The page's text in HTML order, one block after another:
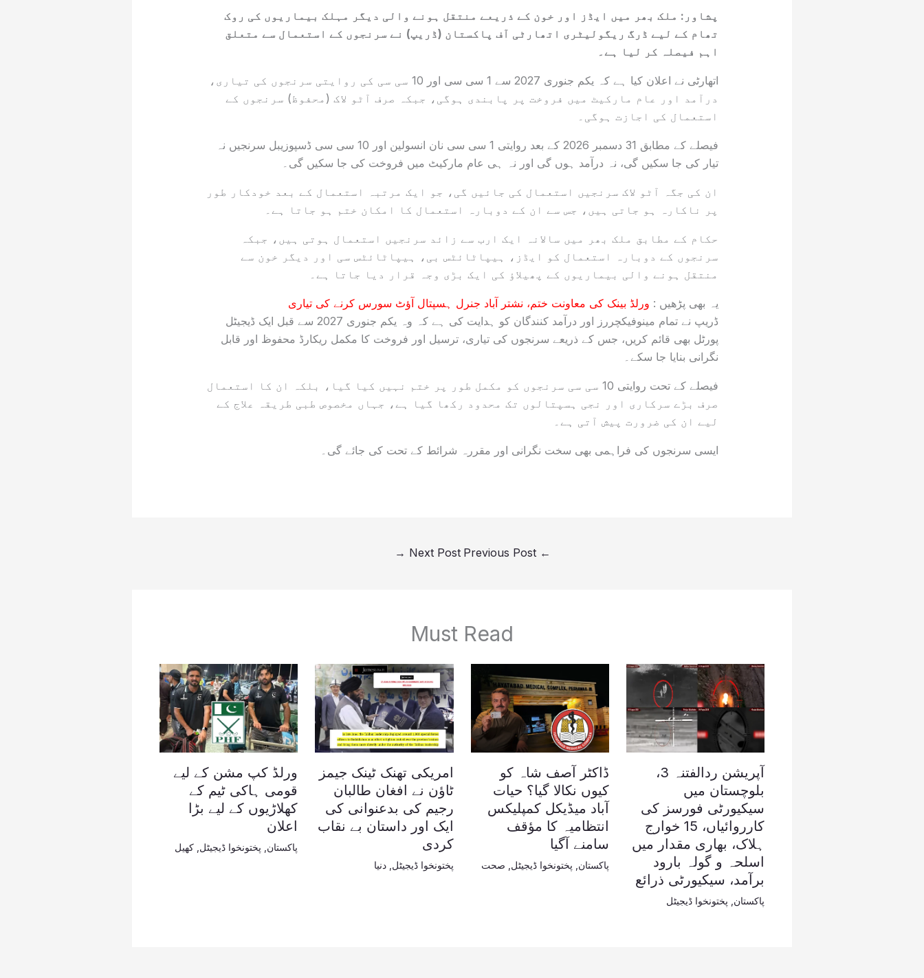
پشاور: ملک بھر میں ایڈز اور خون کے ذریعے منتقل ہونے والی دیگر مہلک بیماریوں کی روک
تھام کے لیے ڈرگ ریگولیٹری اتھارٹی آف پاکستان (ڈریپ) نے سرنجوں کے استعمال سے متعلق
اہم فیصلہ کر لیا ہے۔
اتھارٹی نے اعلان کیا ہے کہ یکم جنوری 2027 سے 1 سی سی اور 10 سی سی کی روایتی سرنجوں کی تیاری،
درآمد اور عام مارکیٹ میں فروخت پر پابندی ہوگی، جبکہ صرف آٹو لاک (محفوظ) سرنجوں کے
استعمال کی اجازت ہوگی۔
فیصلے کے مطابق 31 دسمبر 2026 کے بعد روایتی 1 سی سی نان انسولین اور 10 سی سی ڈسپوزیبل سرنجیں نہ
تیار کی جا سکیں گی، نہ درآمد ہوں گی اور نہ ہی عام مارکیٹ میں فروخت کی جا سکیں گی۔
ان کی جگہ آٹو لاک سرنجیں استعمال کی جائیں گی، جو ایک مرتبہ استعمال کے بعد خودکار طور
پر ناکارہ ہو جاتی ہیں، جس سے ان کے دوبارہ استعمال کا امکان ختم ہو جاتا ہے۔
حکام کے مطابق ملک بھر میں سالانہ ایک ارب سے زائد سرنجیں استعمال ہوتی ہیں، جبکہ
سرنجوں کے دوبارہ استعمال کو ایڈز، ہیپاٹائٹس بی، ہیپاٹائٹس سی اور دیگر خون سے
منتقل ہونے والی بیماریوں کے پھیلاؤ کی ایک بڑی وجہ قرار دیا جاتا ہے۔
یہ بھی پڑھیں : ورلڈ بینک کی معاونت ختم، نشتر آباد جنرل ہسپتال آؤٹ سورس کرنے کی تیاری
ڈریپ نے تمام مینوفیکچررز اور درآمد کنندگان کو ہدایت کی ہے کہ وہ یکم جنوری 2027 سے قبل ایک ڈیجیٹل
پورٹل بھی قائم کریں، جس کے ذریعے سرنجوں کی تیاری، ترسیل اور فروخت کا مکمل ریکارڈ محفوظ اور قابل
نگرانی بنایا جا سکے۔
فیصلے کے تحت روایتی 10 سی سی سرنجوں کو مکمل طور پر ختم نہیں کیا گیا، بلکہ ان کا استعمال
صرف بڑے سرکاری اور نجی ہسپتالوں تک محدود رکھا گیا ہے، جہاں مخصوص طبی طریقہ علاج کے
لیے ان کی ضرورت پیش آتی ہے۔
ایسی سرنجوں کی فراہمی بھی سخت نگرانی اور مقررہ شرائط کے تحت کی جائے گی۔
←
Next Post
→
Must Read
آپریشن ردالفتنہ 3،
بلوچستان میں
سیکیورٹی فورسز کی
کارروائیاں، 15 خوارج
ہلاک، بھاری مقدار میں
اسلحہ و گولہ بارود
برآمد، سیکیورٹی ذرائع
پاکستان پختونخوا ڈیجیٹل
ڈاکٹر آصف شاہ کو
کیوں نکالا گیا؟ حیات
آباد میڈیکل کمپلیکس
انتظامیہ کا مؤقف
سامنے آگیا
پاکستان پختونخوا ڈیجیٹل صحت
امریکی تھنک ٹینک جیمز
ٹاؤن نے افغان طالبان
رجیم کی بدعنوانی کی
ایک اور داستان بے نقاب
کردی
پختونخوا ڈیجیٹل ,دنیا
ورلڈ کپ مشن کے لیے
قومی ہاکی ٹیم کے
کھلاڑیوں کے لیے بڑا
اعلان
پاکستان پختونخوا ڈیجیٹل کھیل